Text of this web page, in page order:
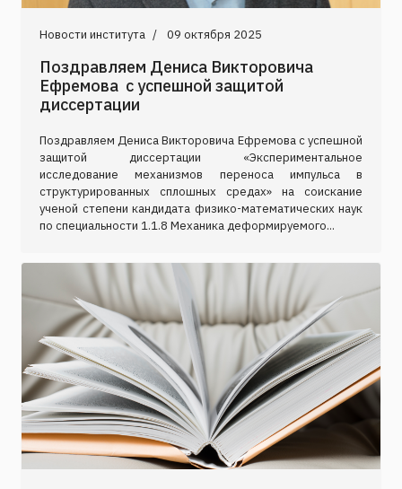
Новости института 09 октября 2025
Поздравляем Дениса Викторовича
Ефремова с успешной защитой
диссертации
Поздравляем Дениса Викторовича Ефремова с успешной
защитой диссертации «Экспериментальное
исследование механизмов переноса импульса в
структурированных сплошных средах» на соискание
ученой степени кандидата физико-математических наук
по специальности 1.1.8 Механика деформируемого...